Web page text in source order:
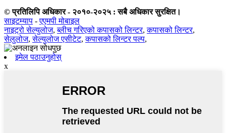
© प्रतिलिपि अधिकार - २०१०-२०२५ : सबै अधिकार सुरक्षित।
साइटम्याप -एएमपी मोबाइल
नाइट्रो सेल्युलोज,ब्लीच गरिएको कपासको लिन्टर,कपासको लिन्टर,
सेलुलोज,सेल्युलोज एसीटेट,कपासको लिन्टर पल्प,
इमेल पठाउनुहोस्
x